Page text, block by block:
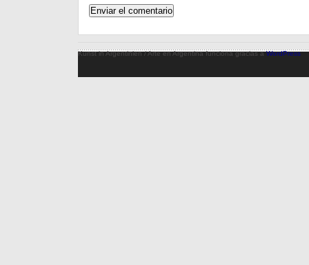
Kunst in Argentinien / Arte en Argentina funciona gracias aWordPress